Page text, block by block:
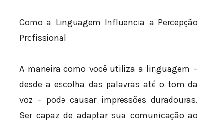
Como a Linguagem Influencia a Percepção
Profissional
A maneira como você utiliza a linguagem –
desde a escolha das palavras até o tom da
voz – pode causar impressões duradouras.
Ser capaz de adaptar sua comunicação ao